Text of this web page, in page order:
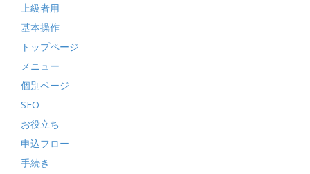
SEO
お役立ち
トップページ
メニュー
上級者用
個別ページ
基本操作
手続き
申込フロー